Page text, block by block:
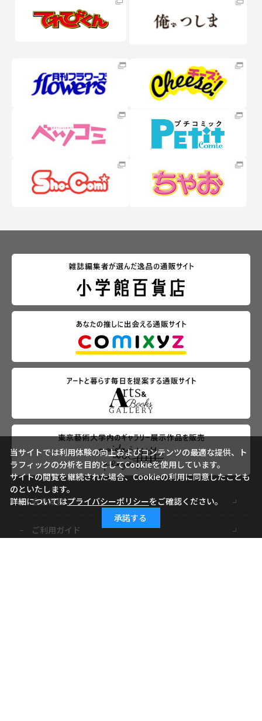
会社概要
ご利用ガイド
当サイトでは利用体験の向上およびコンテンツの最適な提供、ト
ラフィックの分析を目的としてCookieを使用しています。
サイトの閲覧を継続された場合、Cookieの利用に同意したことも
のといたします。
詳細についてはプライバシーポリシーをご確認ください。
承諾する